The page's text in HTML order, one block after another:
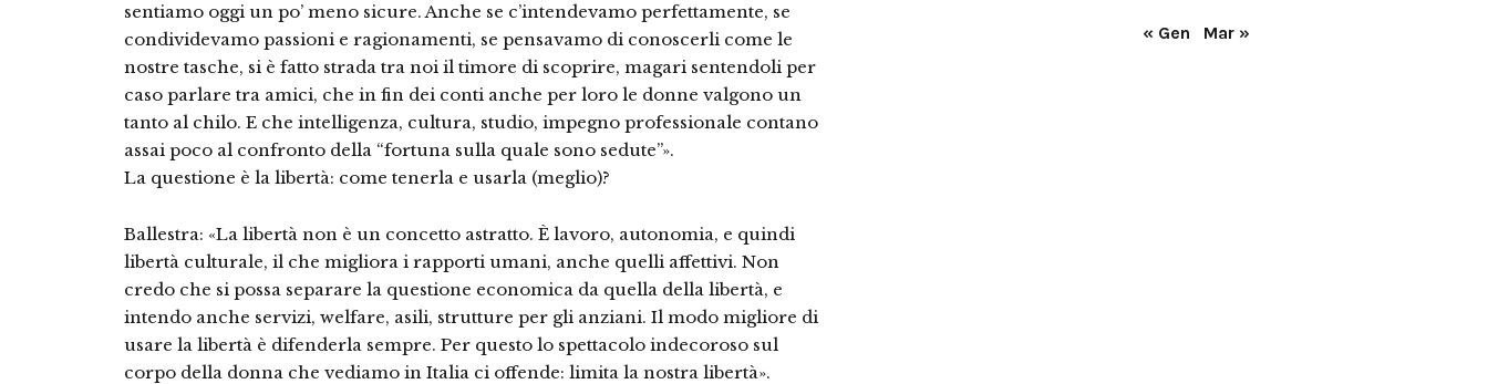
sentiamo oggi un po’ meno sicure. Anche se c’intendevamo perfettamente, se
condividevamo passioni e ragionamenti, se pensavamo di conoscerli come le
nostre tasche, si è fatto strada tra noi il timore di scoprire, magari sentendoli per
caso parlare tra amici, che in fin dei conti anche per loro le donne valgono un
tanto al chilo. E che intelligenza, cultura, studio, impegno professionale contano
assai poco al confronto della “fortuna sulla quale sono sedute”».
La questione è la libertà: come tenerla e usarla (meglio)?
Ballestra: «La libertà non è un concetto astratto. È lavoro, autonomia, e quindi
libertà culturale, il che migliora i rapporti umani, anche quelli affettivi. Non
credo che si possa separare la questione economica da quella della libertà, e
intendo anche servizi, welfare, asili, strutture per gli anziani. Il modo migliore di
usare la libertà è difenderla sempre. Per questo lo spettacolo indecoroso sul
corpo della donna che vediamo in Italia ci offende: limita la nostra libertà».
« Gen Mar »